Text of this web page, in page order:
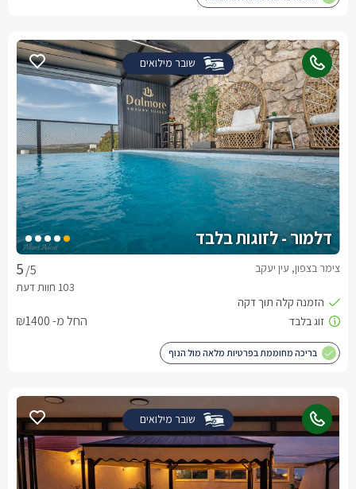
שובר מילואים
דלמור - לזוגות בלבד
/5 צימר בצפון, עין יעקב
החל מ- ₪1400
בריכה מחוממת בפרטיות מלאה מול הנוף
שובר מילואים